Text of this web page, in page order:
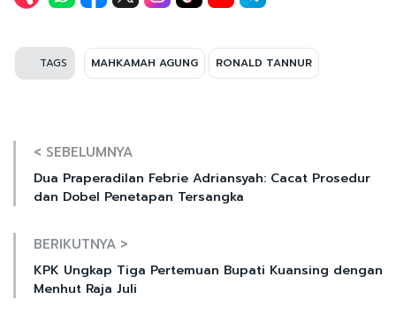
TAGS MAHKAMAH AGUNG RONALD TANNUR
< SEBELUMNYA
Dua Praperadilan Febrie Adriansyah: Cacat Prosedur
dan Dobel Penetapan Tersangka
BERIKUTNYA >
KPK Ungkap Tiga Pertemuan Bupati Kuansing dengan
Menhut Raja Juli